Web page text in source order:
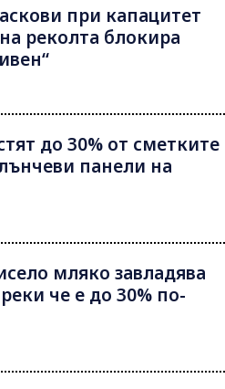
при капацитет
реколта блокира
до 30% от сметките
панели на
мляко завладява
че е до 30% по-